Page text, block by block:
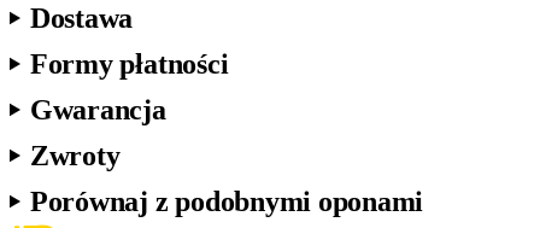
Dostawa
Formy płatności
Gwarancja
Zwroty
Porównaj z podobnymi oponami